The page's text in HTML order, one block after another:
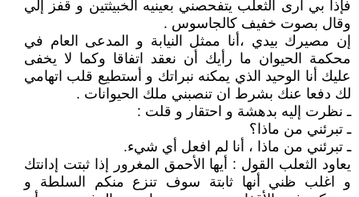
فإذا بي أرى الثعلب يتفحصني بعينيه الخبيثتين و قفز إلي
وقال بصوت خفيف كالجاسوس .
إن مصيرك بيدي ،أنا ممثل النيابة و المدعى العام في
محكمة الحيوان ما رأيك أن نعقد اتفاقا وكما لا يخفى
عليك أنا الوحيد الذي يمكنه نبراتك و أستطيع قلب اتهامي
لك دفعا عنك بشرط ان تنصبني ملك الحيوانات .
ـ نظرت إليه بدهشة و احتقار و قلت :
ـ تبرئني من ماذا؟
ـ تبرئني من ماذا ، أنا لم افعل أي شيء.
يعاود الثعلب القول : أيها الأحمق المغرور إذا ثبتت إدانتك
و اغلب ظني أنها ثابتة سوف تنزع منكم السلطة و